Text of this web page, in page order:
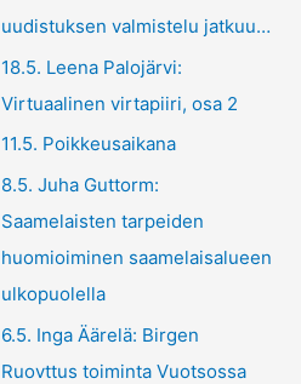
uudistuksen valmistelu jatkuu…
18.5. Leena Palojärvi:
Virtuaalinen virtapiiri, osa 2
11.5. Poikkeusaikana
8.5. Juha Guttorm:
Saamelaisten tarpeiden
huomioiminen saamelaisalueen
ulkopuolella
6.5. Inga Äärelä: Birgen
Ruovttus toiminta Vuotsossa